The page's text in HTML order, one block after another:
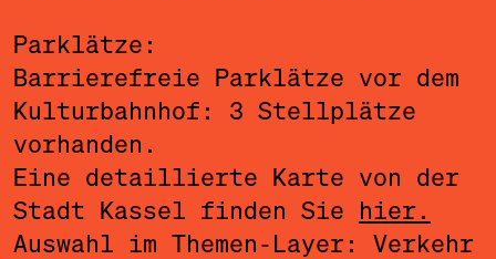
Parklätze:
Barrierefreie Parklätze vor dem
Kulturbahnhof: 3 Stellplätze
vorhanden.
Eine detaillierte Karte von der
Stadt Kassel finden Sie hier.
Auswahl im Themen-Layer: Verkehr